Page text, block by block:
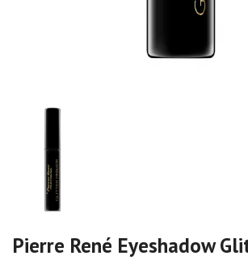
Pierre René Eyeshadow